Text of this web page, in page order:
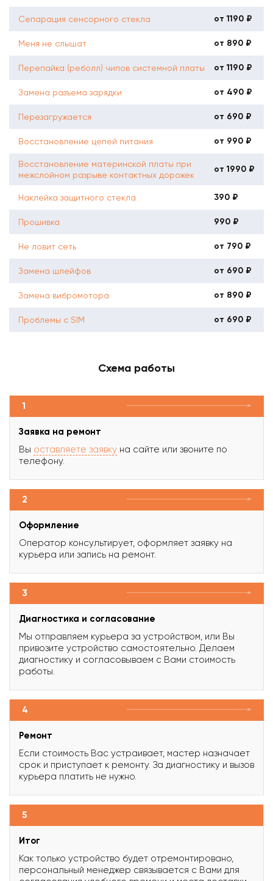
Сепарация сенсорного стекла от 1190 ₽
Меня не слышат от 890 ₽
Перепайка (реболл) чипов системной платы от 1190 ₽
Замена разъема зарядки от 490 ₽
Перезагружается от 690 ₽
Восстановление цепей питания от 990 ₽
Восстановление материнской платы при
межслойном разрыве контактных дорожек
от 1990 ₽
Наклейка защитного стекла 390 ₽
Прошивка 990 ₽
Не ловит сеть от 790 ₽
Замена шлейфов от 690 ₽
Замена вибромотора от 890 ₽
Проблемы с SIM от 690 ₽
Схема работы
1
Заявка на ремонт
Вы оставляете заявку на сайте или звоните по
телефону.
2
Оформление
Оператор консультирует, оформляет заявку на
курьера или запись на ремонт.
3
Диагностика и согласование
Мы отправляем курьера за устройством, или Вы
привозите устройство самостоятельно. Делаем
диагностику и согласовываем с Вами стоимость
работы.
4
Ремонт
Если стоимость Вас устраивает, мастер назначает
срок и приступает к ремонту. За диагностику и вызов
курьера платить не нужно.
5
Итог
Как только устройство будет отремонтировано,
персональный менеджер связывается с Вами для